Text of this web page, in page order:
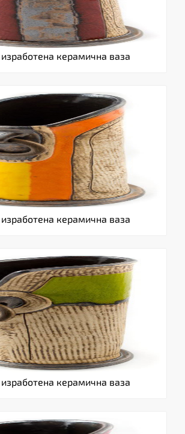
керамична ваза
керамична ваза
керамична ваза